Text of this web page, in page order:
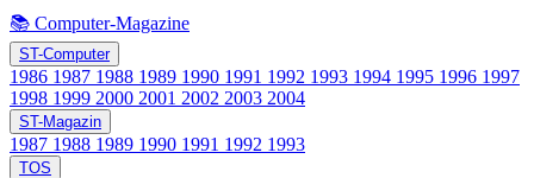
📚 Computer-Magazine
ST-Computer
1986 1987 1988 1989 1990 1991 1992 1993 1994 1995 1996 1997
1998 1999 2000 2001 2002 2003 2004
ST-Magazin
1987 1988 1989 1990 1991 1992 1993
TOS